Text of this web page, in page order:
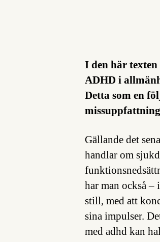
I den här
ADHD i
Detta som en
Gällande det
handlar om
har man också –
still, med att
sina impulser.
med adhd kan